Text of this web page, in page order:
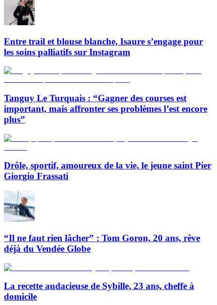
Entre trail et blouse blanche, Isaure s’engage pour
les soins palliatifs sur Instagram
Tanguy Le Turquais : “Gagner des courses est
important, mais affronter ses problèmes l’est encore
plus”
Drôle, sportif, amoureux de la vie, le jeune saint Pier
Giorgio Frassati
“Il ne faut rien lâcher” : Tom Goron, 20 ans, rêve
déjà du Vendée Globe
La recette audacieuse de Sybille, 23 ans, cheffe à
domicile